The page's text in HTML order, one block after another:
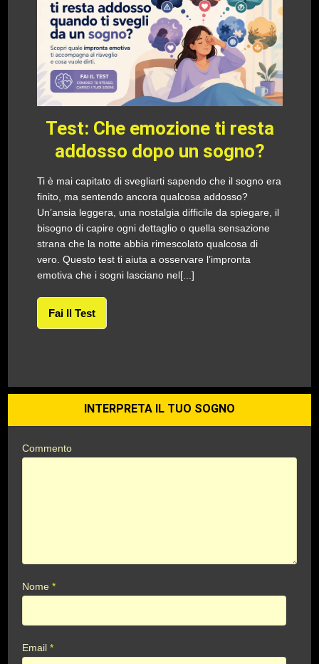
Test: Che emozione ti resta
addosso dopo un sogno?
Ti è mai capitato di svegliarti sapendo che il sogno era
finito, ma sentendo ancora qualcosa addosso?
Un’ansia leggera, una nostalgia difficile da spiegare, il
bisogno di capire ogni dettaglio o quella sensazione
strana che la notte abbia rimescolato qualcosa di
vero. Questo test ti aiuta a osservare l’impronta
emotiva che i sogni lasciano nel[...]
Fai Il Test
INTERPRETA IL TUO SOGNO
Commento
Nome*
Email*